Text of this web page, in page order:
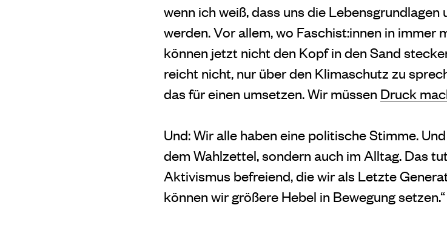
wenn ich weiß, dass uns die Lebensgrundlagen
werden. Vor allem, wo Faschist:innen in immer
können jetzt nicht den Kopf in den Sand
reicht nicht, nur über den Klimaschutz zu
das für einen umsetzen. Wir müssen Druck
Und: Wir alle haben eine politische Stimme.
dem Wahlzettel, sondern auch im Alltag. Das
Aktivismus befreiend, die wir als Letzte
können wir größere Hebel in Bewegung setzen.“